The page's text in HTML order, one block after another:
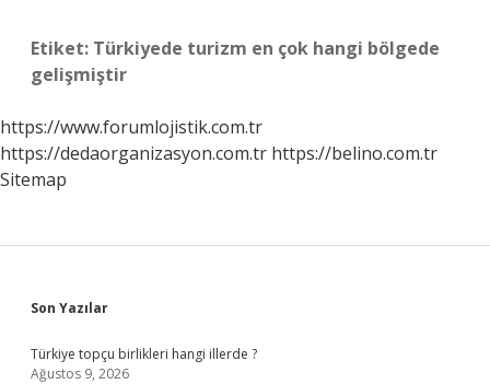
Etiket: Türkiyede turizm en çok hangi bölgede
gelişmiştir
https://www.forumlojistik.com.tr
https://dedaorganizasyon.com.tr https://belino.com.tr
Sitemap
Sidebar
Son Yazılar
Türkiye topçu birlikleri hangi illerde ?
Ağustos 9, 2026